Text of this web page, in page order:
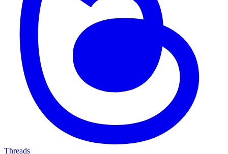
Threads